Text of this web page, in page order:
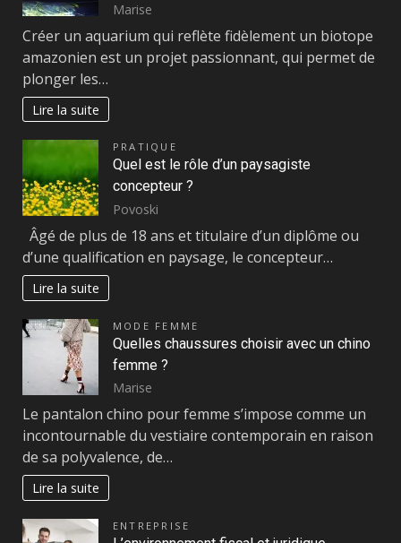
Marise
Créer un aquarium qui reflète fidèlement un biotope
amazonien est un projet passionnant, qui permet de
plonger les…
Lire la suite
PRATIQUE
Quel est le rôle d’un paysagiste
concepteur ?
Povoski
Âgé de plus de 18 ans et titulaire d’un diplôme ou
d’une qualification en paysage, le concepteur…
Lire la suite
MODE FEMME
Quelles chaussures choisir avec un chino
femme ?
Marise
Le pantalon chino pour femme s’impose comme un
incontournable du vestiaire contemporain en raison
de sa polyvalence, de…
Lire la suite
ENTREPRISE